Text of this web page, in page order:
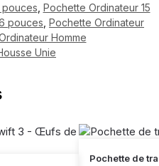
pouces Pochette Ordinateur 15
pouces Pochette Ordinateur
Homme
Unie
Pochette de